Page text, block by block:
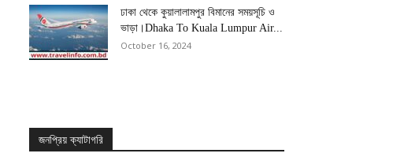
ঢাকা থেকে কুয়ালালামপুর বিমানের সময়সূচি ও
ভাড়া।Dhaka To Kuala Lumpur Air...
October 16, 2024
জনপ্রিয় ক্যাটাগরি